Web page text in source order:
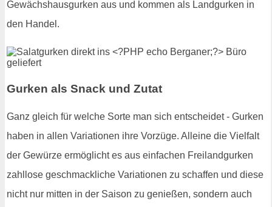
Gewächshausgurken aus und kommen als Landgurken in
den Handel.
Gurken als Snack und Zutat
Ganz gleich für welche Sorte man sich entscheidet - Gurken
haben in allen Variationen ihre Vorzüge. Alleine die Vielfalt
der Gewürze ermöglicht es aus einfachen Freilandgurken
zahllose geschmackliche Variationen zu schaffen und diese
nicht nur mitten in der Saison zu genießen, sondern auch